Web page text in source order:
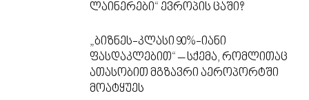
ლაინერები“ ევროპის ცაში?
„ბიზნეს-კლასი 90%-იანი
ფასდაკლებით“ – სქემა, რომლითაც
ათასობით მგზავრი აეროპორტში
მოატყუეს